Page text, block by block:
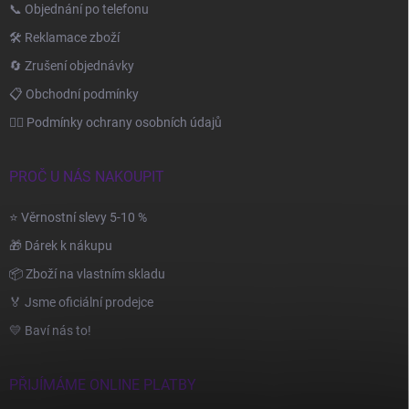
📞 Objednání po telefonu
🛠️ Reklamace zboží
🔄 Zrušení objednávky
📋 Obchodní podmínky
🙆‍♂️ Podmínky ochrany osobních údajů
PROČ U NÁS NAKOUPIT
⭐ Věrnostní slevy 5-10 %
🎁 Dárek k nákupu
📦 Zboží na vlastním skladu
🏅 Jsme oficiální prodejce
💛 Baví nás to!
PŘIJÍMÁME ONLINE PLATBY